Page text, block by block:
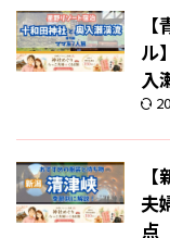
ル
入
夫
点